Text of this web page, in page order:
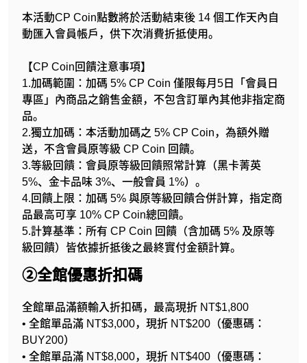
本活動CP Coin點數將於活動結束後 14 個工作天內自
動匯入會員帳戶，供下次消費折抵使用。
【CP Coin回饋注意事項】
1.加碼範圍：加碼 5% CP Coin 僅限每月5日「會員日
專區」內商品之銷售金額，不包含訂單內其他非指定商
品。
2.獨立加碼：本活動加碼之 5% CP Coin，為額外贈
送，不含會員原等級 CP Coin 回饋。
3.等級回饋：會員原等級回饋照常計算（黑卡菁英
5%、金卡品味 3%、一般會員 1%）。
4.回饋上限：加碼 5% 與原等級回饋合併計算，指定商
品最高可享 10% CP Coin總回饋。
5.計算基準：所有 CP Coin 回饋（含加碼 5% 及原等
級回饋）皆依據折抵後之最終實付金額計算。
②全館優惠折扣碼
全館單品滿額輸入折扣碼，最高現折 NT$1,800
• 全館單品滿 NT$3,000，現折 NT$200（優惠碼：
BUY200）
• 全館單品滿 NT$8,000，現折 NT$400（優惠碼：